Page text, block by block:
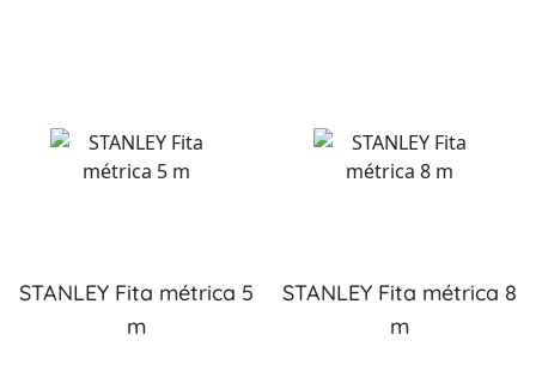
STANLEY Fita métrica 5
m
STANLEY Fita métrica 8
m